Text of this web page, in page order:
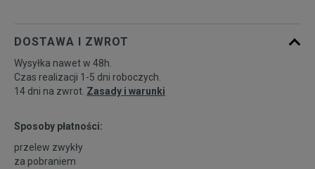
DOSTAWA I ZWROT
Wysyłka nawet w 48h.
Czas realizacji 1-5 dni roboczych.
14 dni na zwrot. Zasady i warunki
Sposoby płatności:
przelew zwykły
za pobraniem